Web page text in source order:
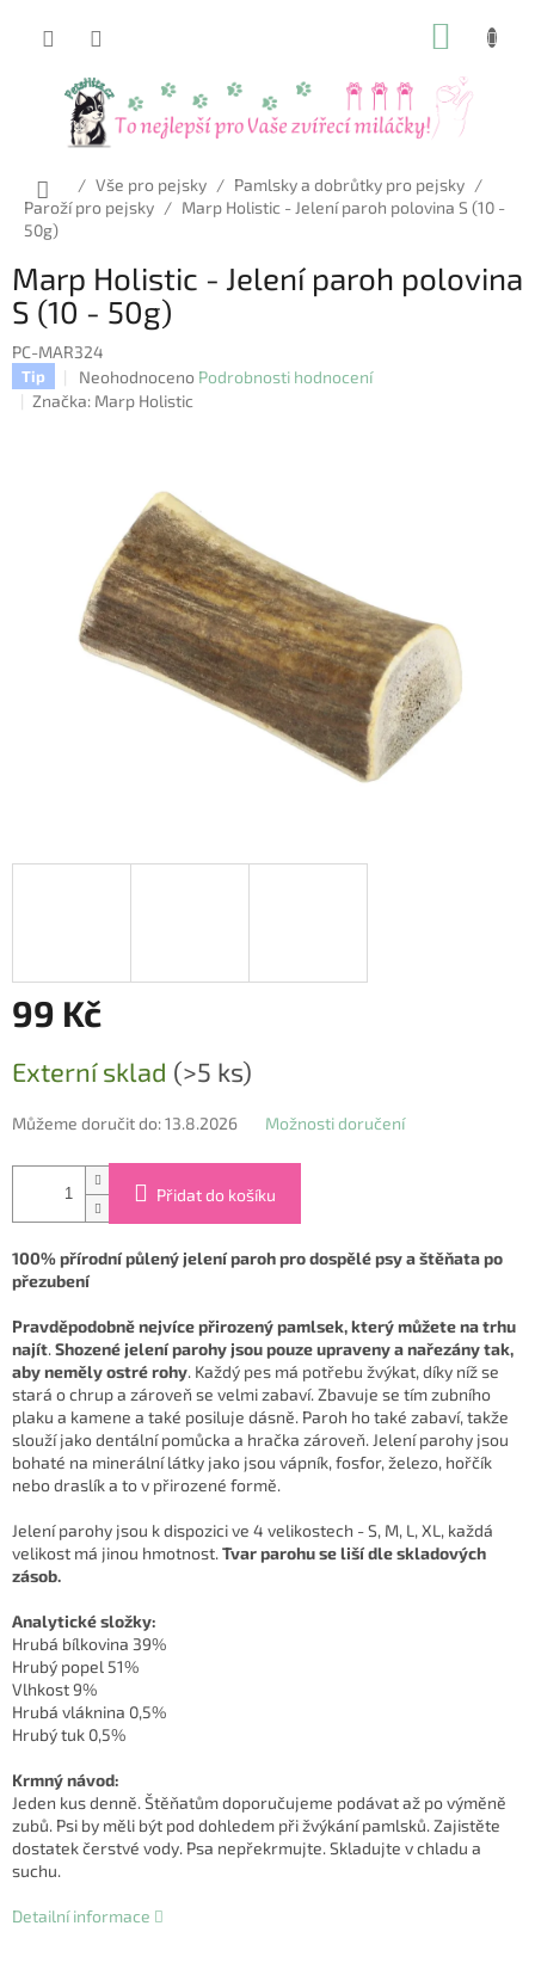
Domů
/ Vše pro pejsky / Pamlsky a dobrůtky pro pejsky /
Paroží pro pejsky / Marp Holistic - Jelení paroh polovina S (10 -
50g)
Marp Holistic - Jelení paroh polovina
S (10 - 50g)
PC-MAR324
Tip
Průměrné
hodnocení
hvězdiček.
Neohodnoceno Podrobnosti hodnocení
Značka: Marp Holistic
99 Kč
cena:
Externí sklad (>5 ks)
Můžeme doručit do:13.8.2026 Možnosti doručení
Přidat do košíku
100% přírodní půlený jelení paroh pro dospělé psy a štěňata po
přezubení
Pravděpodobně nejvíce přirozený pamlsek, který můžete na trhu
najít. Shozené jelení parohy jsou pouze upraveny a nařezány tak,
aby neměly ostré rohy. Každý pes má potřebu žvýkat, díky níž se
stará o chrup a zároveň se velmi zabaví. Zbavuje se tím zubního
plaku a kamene a také posiluje dásně. Paroh ho také zabaví, takže
slouží jako dentální pomůcka a hračka zároveň. Jelení parohy jsou
bohaté na minerální látky jako jsou vápník, fosfor, železo, hořčík
nebo draslík a to v přirozené formě.
Jelení parohy jsou k dispozici ve 4 velikostech - S, M, L, XL, každá
velikost má jinou hmotnost. Tvar parohu se liší dle skladových
zásob.
Analytické složky:
Hrubá bílkovina 39%
Hrubý popel 51%
Vlhkost 9%
Hrubá vláknina 0,5%
Hrubý tuk 0,5%
Krmný návod:
Jeden kus denně. Štěňatům doporučujeme podávat až po výměně
zubů. Psi by měli být pod dohledem při žvýkání pamlsků. Zajistěte
dostatek čerstvé vody. Psa nepřekrmujte. Skladujte v chladu a
suchu.
Detailní informace